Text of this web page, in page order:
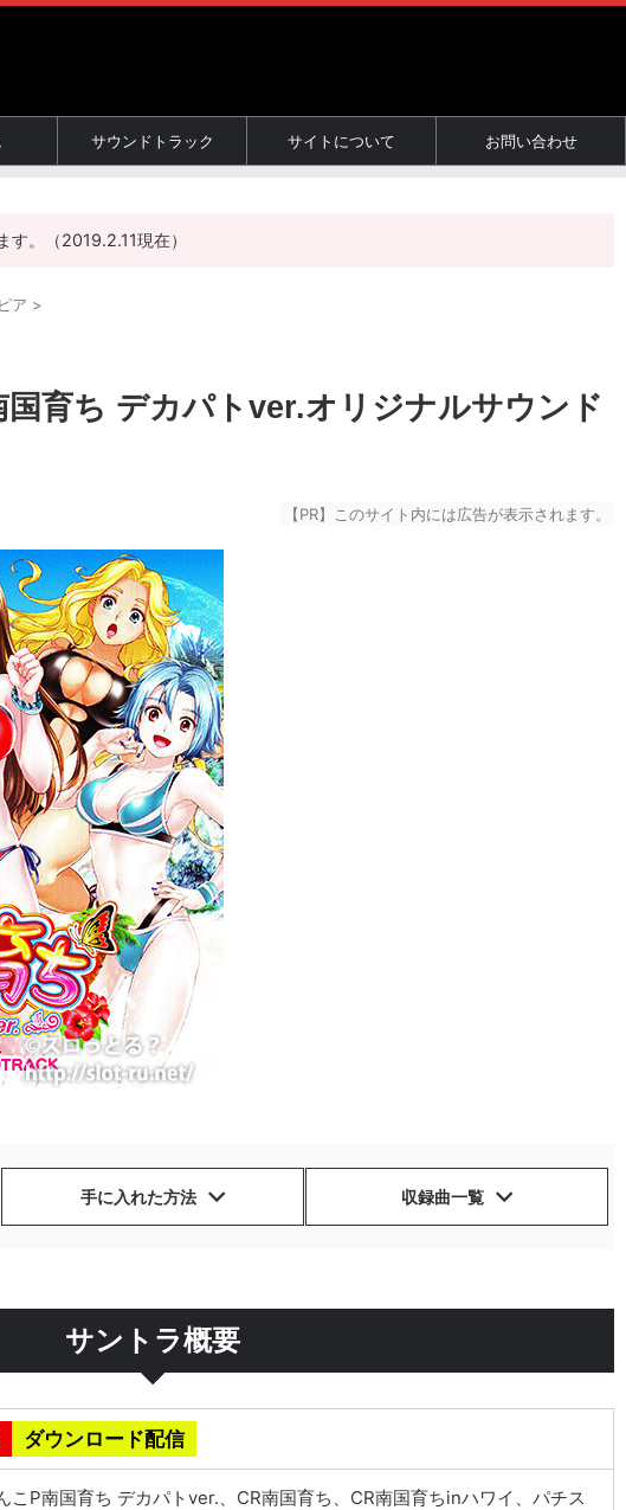
サウンドトラック サイトについて お問い合わせ
す。（2019.2.11現在）
ア >
育ち デカパトver.オリジナルサウンド
【PR】このサイト内には広告が表示されます。
手に入れた方法 収録曲一覧
サントラ概要
ダウンロード配信
こP南国育ち デカパトver.、CR南国育ち、CR南国育ちinハワイ、パチス